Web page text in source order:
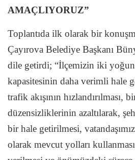
AMAÇLIYORUZ”
Toplantıda ilk olarak bir
Çayırova Belediye Başkanı
dile getirdi; “İlçemizin iki
kapasitesinin daha verimli hale
trafik akışının hızlandırılması,
düzensizliklerinin azaltılarak,
bir hale getirilmesi,
olarak mevcut yolları